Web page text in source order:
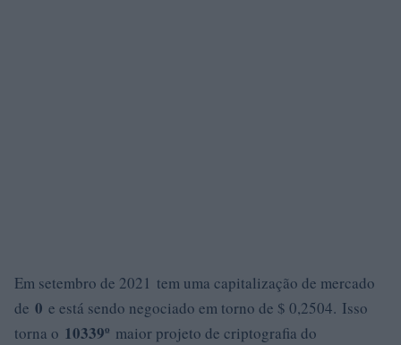
Em setembro de 2021 tem uma capitalização de mercado
de 0 e está sendo negociado em torno de $ 0,2504. Isso
torna o 10339º maior projeto de criptografia do